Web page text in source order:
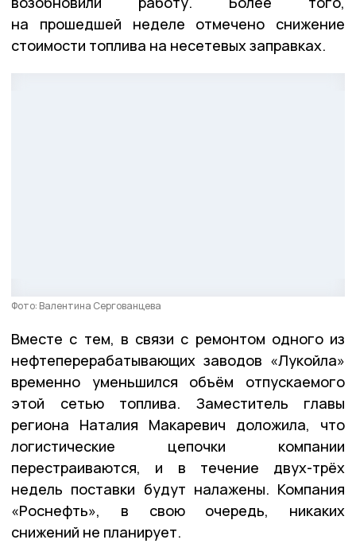
на прошедшей неделе отмечено снижение
стоимости топлива на несетевых заправках.
Фото: Валентина Сергованцева
Вместе с тем, в связи с ремонтом одного из
нефтеперерабатывающих заводов «Лукойла»
временно уменьшился объём отпускаемого
этой сетью топлива. Заместитель главы
региона Наталия Макаревич доложила, что
логистические цепочки компании
перестраиваются, и в течение двух-трёх
недель поставки будут налажены. Компания
«Роснефть», в свою очередь, никаких
снижений не планирует.